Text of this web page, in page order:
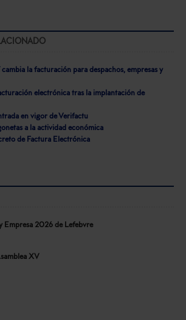
la facturación para despachos, empresas y
electrónica tras la implantación de
en vigor de Verifactu
a la actividad económica
de Factura Electrónica
Empresa 2026 de Lefebvre
XV